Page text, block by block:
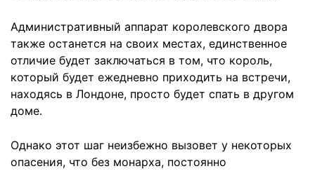
Административный аппарат королевского двора
также останется на своих местах, единственное
отличие будет заключаться в том, что король,
который будет ежедневно приходить на встречи,
находясь в Лондоне, просто будет спать в другом
доме.
Однако этот шаг неизбежно вызовет у некоторых
опасения, что без монарха, постоянно